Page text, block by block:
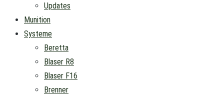
Updates
Munition
Systeme
Beretta
Blaser R8
Blaser F16
Brenner